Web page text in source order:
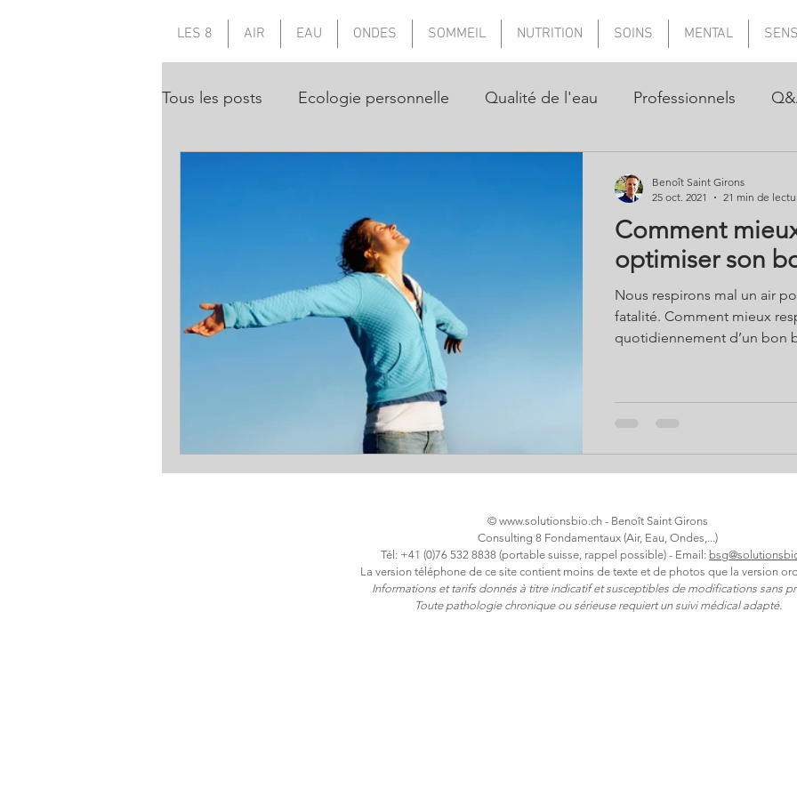
LES 8 AIR EAU ONDES SOMMEIL NUTRITION SOINS MENTAL
Tous les posts Ecologie personnelle Qualité de l'eau Professionnels
Comment
optimiser son
Nous respirons mal un air
fatalité. Comment mieux
quotidiennement d’un bon
ses pièces, apprendre à
Benoît Saint Girons
25 oct. 2021
21 min de
© www.solutionsbio.ch - Benoît Saint Girons
Consulting 8 Fondamentaux (Air, Eau, Ondes,...)
Tél: +41 (0)76 532 8838 (portable suisse, rappel possible) - Email:
La version téléphone de ce site contient moins de texte et de photos que la version
​Informations et tarifs donnés à titre indicatif et susceptibles de modifications sans
Toute pathologie chronique ou sérieuse requiert un suivi médical adapté.